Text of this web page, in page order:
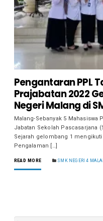
Pengantaran PPL
Prajabatan 2022
Negeri Malang di
Malang-Sebanyak 5 Mahasiswa
Jabatan Sekolah Pascasarjana
Sejarah gelombang 1
Pengalaman […]
READ MORE SMK NEGERI 4